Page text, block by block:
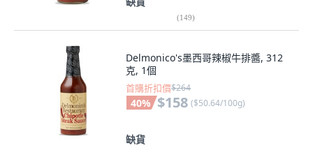
(149)
Delmonico's墨西哥辣椒牛排醬, 312
克, 1個
首購折扣價$264
40% $158 ($50.64/100g)
缺貨